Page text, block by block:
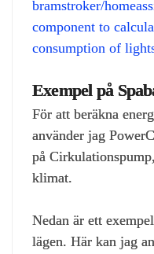
bramstroker/
component to
consumption of
Exempel på
För att beräkna
använder jag
på
klimat.
Nedan är ett
lägen. Här kan jag